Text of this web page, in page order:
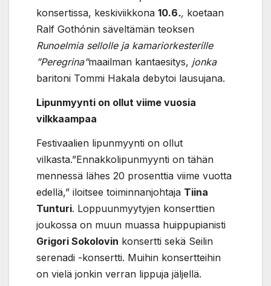
konsertissa, keskiviikkona 10.6., koetaan
Ralf Gothónin säveltämän teoksen
Runoelmia sellolle ja kamariorkesterille
”Peregrina”maailman kantaesitys, jonka
baritoni Tommi Hakala debytoi lausujana.
Lipunmyynti on ollut viime vuosia
vilkkaampaa
Festivaalien lipunmyynti on ollut
vilkasta.”Ennakkolipunmyynti on tähän
mennessä lähes 20 prosenttia viime vuotta
edellä,” iloitsee toiminnanjohtaja Tiina
Tunturi. Loppuunmyytyjen konserttien
joukossa on muun muassa huippupianisti
Grigori Sokolovin konsertti sekä Seilin
serenadi -konsertti. Muihin konsertteihin
on vielä jonkin verran lippuja jäljellä.